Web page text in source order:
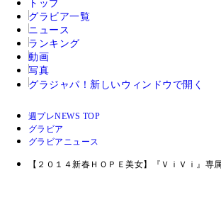
トップ
グラビア一覧
ニュース
ランキング
動画
写真
グラジャパ！ 新しいウィンドウで開く
週プレNEWS TOP
グラビア
グラビアニュース
【２０１４新春ＨＯＰＥ美女】『ＶｉＶｉ』